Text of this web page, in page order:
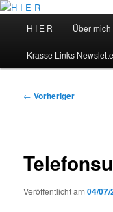
Zum
springenH I E R
H I E R Über mich
Krasse Links
Beitragsnavigation
← Vorheriger
Veröffentlicht am04/07/